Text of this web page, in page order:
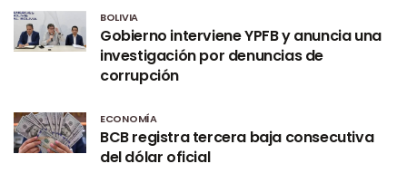
BOLIVIA
Gobierno interviene YPFB y anuncia una
investigación por denuncias de
corrupción
ECONOMÍA
BCB registra tercera baja consecutiva
del dólar oficial